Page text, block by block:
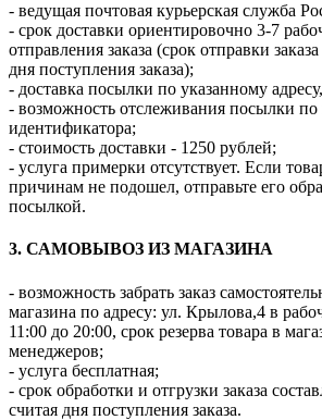
- ведущая почтовая курьерская служба
- срок доставки ориентировочно 3-7
отправления заказа (срок отправки
дня поступления заказа);
- доставка посылки по указанному
- возможность отслеживания посылки
идентификатора;
- стоимость доставки - 1250 рублей;
- услуга примерки отсутствует. Если
причинам не подошел, отправьте его
посылкой.
3. САМОВЫВОЗ ИЗ МАГАЗИНА
- возможность забрать заказ
магазина по адресу: ул. Крылова,4 в
11:00 до 20:00, срок резерва товара в
менеджеров;
- услуга бесплатная;
- срок обработки и отгрузки заказа
считая дня поступления заказа.